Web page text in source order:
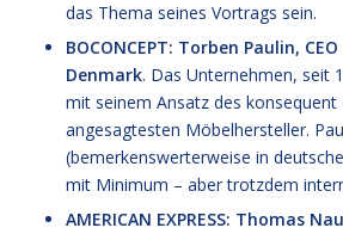
das Thema seines Vortrags sein.
BOCONCEPT: Torben Paulin,
Denmark. Das Unternehmen, seit
mit seinem Ansatz des
angesagtesten Möbelhersteller.
(bemerkenswerterweise in
mit Minimum – aber trotzdem
AMERICAN EXPRESS: Thomas